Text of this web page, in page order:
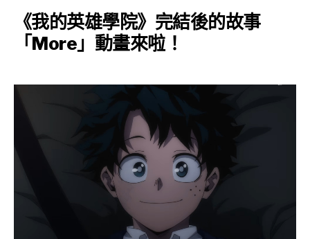
《我的英雄學院》完結後的故事
「More」動畫來啦！